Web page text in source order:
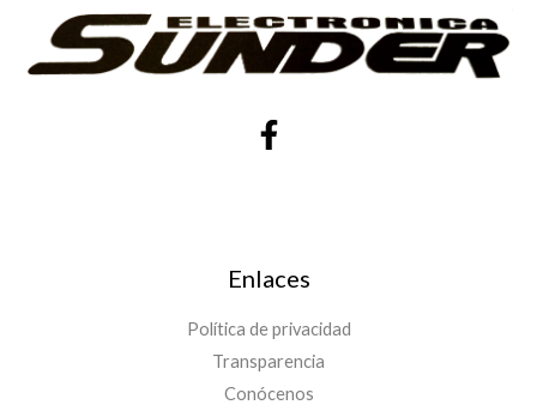
Enlaces
Política de privacidad
Transparencia
Conócenos